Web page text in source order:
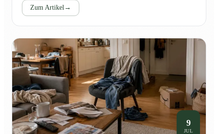
Zum Artikel→
9
JUL